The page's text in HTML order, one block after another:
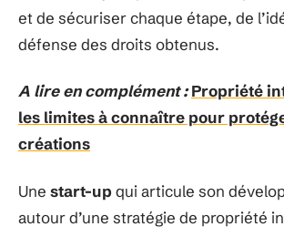
et de sécuriser chaque étape, de
défense des droits obtenus.
A lire en complément : Propriété
les limites à connaître pour
créations
Une start-upqui articule son
autour d’une stratégie de propriété